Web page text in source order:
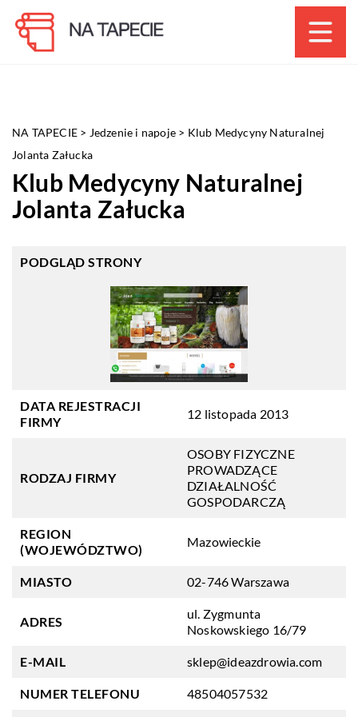
NA TAPECIE > Jedzenie i napoje > Klub Medycyny Naturalnej
Jolanta Załucka
Klub Medycyny Naturalnej
Jolanta Załucka
PODGLĄD STRONY
DATA REJESTRACJI
FIRMY
12 listopada 2013
RODZAJ FIRMY
OSOBY FIZYCZNE
PROWADZĄCE
DZIAŁALNOŚĆ
GOSPODARCZĄ
REGION
(WOJEWÓDZTWO)
Mazowieckie
MIASTO 02-746 Warszawa
ADRES
ul. Zygmunta
Noskowskiego 16/79
E-MAIL sklep@ideazdrowia.com
NUMER TELEFONU 48504057532